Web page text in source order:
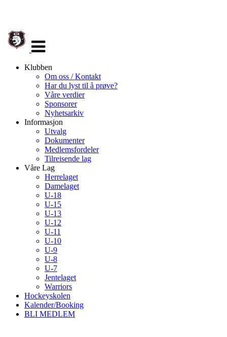
navigasjon
Klubben
Om oss / Kontakt
Har du lyst til å prøve?
Våre verdier
Sponsorer
Nyhetsarkiv
Informasjon
Utvalg
Dokumenter
Medlemsfordeler
Tilreisende lag
Våre Lag
Herrelaget
Damelaget
U-18
U-15
U-13
U-12
U-11
U-10
U-9
U-8
U-7
Jentelaget
Warriors
Hockeyskolen
Kalender/Booking
BLI MEDLEM